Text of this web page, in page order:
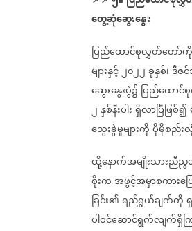
တွေ့ဆုံဆွေးနွေး
ပြည်ထောင်စုလွှတ်တော်
များနှင့်၂၀၂၂ခုနှစ်၊ဒီဇ
ဆွေးနွေးပွဲ၌ ပြည်ထော
၂နှစ်နီးပါးရှိလာပြီဖြစ်၍
သွေးခွဲမှုများကိုပိုမိုစည်
ထို့နောက်အမျိုးသားညီညွ
စိုးကအဖွင့်အမှာစကားပြ
ခြင်း၏ရည်ရွယ်ချက်ကို
ပါဝင်ဆောင်ရွက်လျက်ရှိကြ